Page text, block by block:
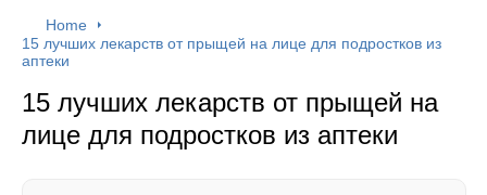
Home
15 лучших лекарств от прыщей на лице для подростков из
аптеки
15 лучших лекарств от прыщей на
лице для подростков из аптеки